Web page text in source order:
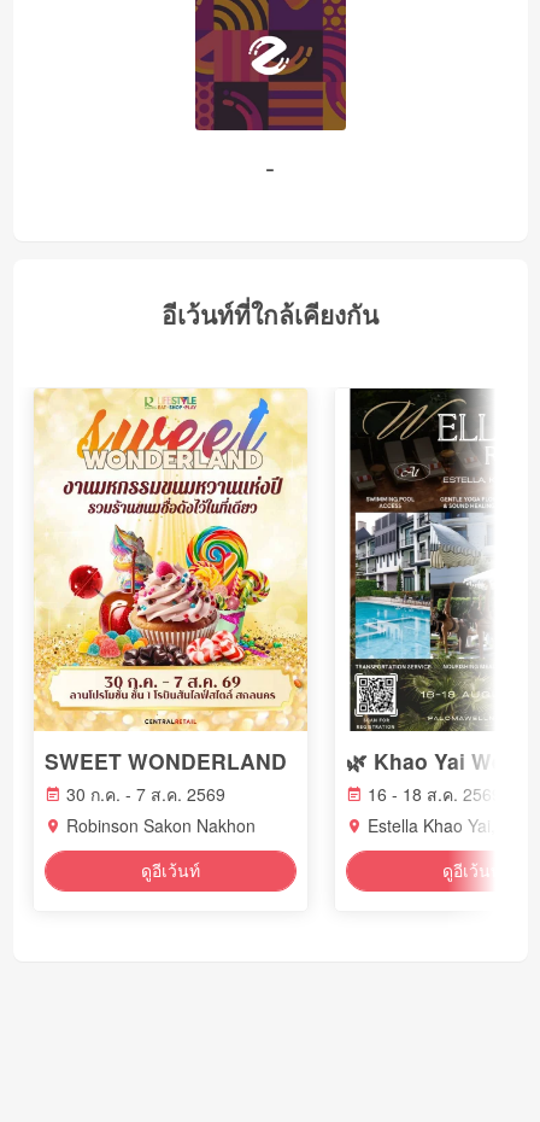
-
อีเว้นท์ที่ใกล้เคียงกัน
SWEET WONDERLAND
30 ก.ค. - 7 ส.ค. 2569
Robinson Sakon Nakhon
ดูอีเว้นท์
16 - 18 ส.ค. 2569
Estella Khao Yai,
ดูอีเว้นท์